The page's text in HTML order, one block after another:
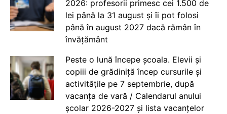
2026: profesorii primesc cei 1.500 de
lei până la 31 august și îi pot folosi
până în august 2027 dacă rămân în
învățământ
Peste o lună începe școala. Elevii și
copiii de grădiniță încep cursurile și
activitățile pe 7 septembrie, după
vacanța de vară / Calendarul anului
școlar 2026-2027 și lista vacanțelor